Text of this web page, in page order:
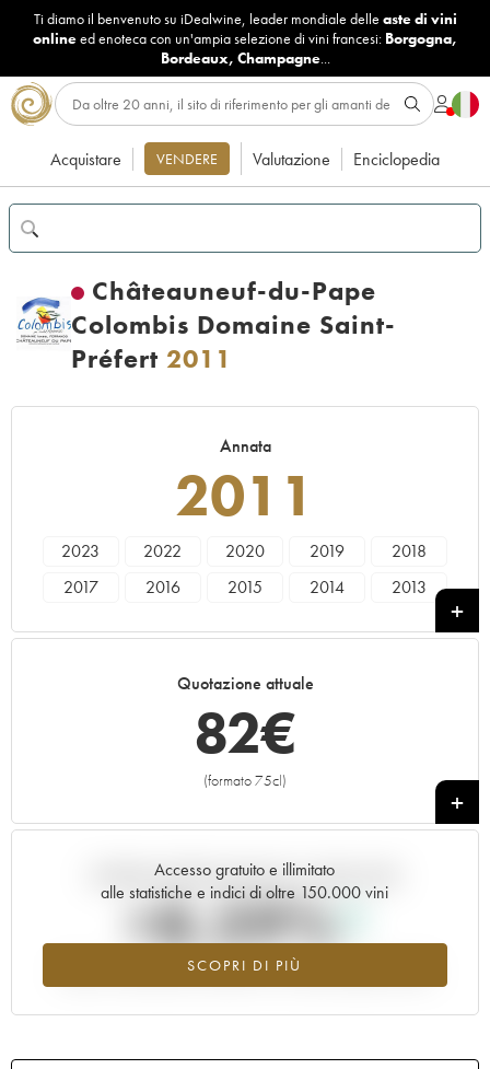
Ti diamo il benvenuto su iDealwine, leader mondiale delle aste di vini
onlineed enoteca con un'ampia selezione di vini francesi: Borgogna,
Bordeaux, Champagne...
Acquistare VENDERE Valutazione Enciclopedia
Châteauneuf-du-Pape
Colombis Domaine Saint-
Préfert 2011
Annata
2011
2023 2022 2020 2019
2018
2017
2016 2015 2014
2013
Quotazione attuale
82€
(formato 75cl)
+
Accesso gratuito e illimitato
alle statistiche e indici di oltre 150.000 vini
SCOPRI DI PIÙ
Andamento della quotazione in tempo reale
+8.59%
Valore in aumento per l'annata 2011 nel 2026 rispetto al 2025